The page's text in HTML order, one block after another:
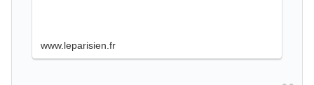
な」「他のことから国民の目をそらせるからお互いの政
府にとって都合がいいんだよ」
www.leparisien.fr